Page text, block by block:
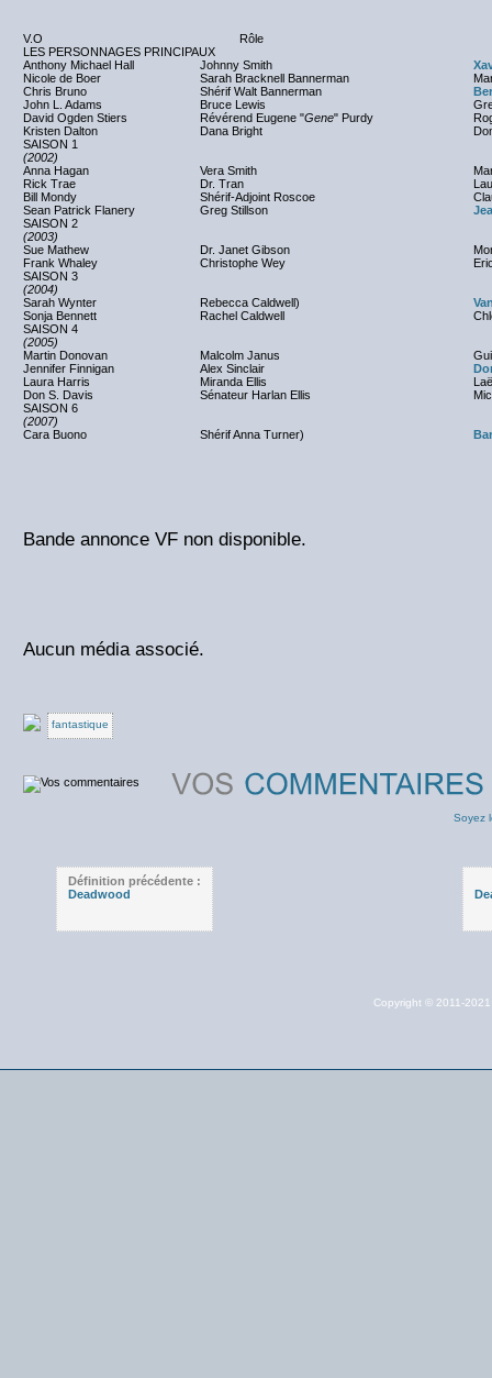
V.O
Rôle
LES PERSONNAGES PRINCIPAUX
Anthony Michael Hall
Johnny Smith
Nicole de Boer
Sarah Bracknell Bannerman
Chris Bruno
Shérif Walt Bannerman
John L. Adams
Bruce Lewis
David Ogden Stiers
Révérend Eugene "Gene" Purdy
Kristen Dalton
Dana Bright
SAISON 1
(2002)
Anna Hagan
Vera Smith
Rick Trae
Dr. Tran
Bill Mondy
Shérif-Adjoint Roscoe
Sean Patrick Flanery
Greg Stillson
SAISON 2
(2003)
Sue Mathew
Dr. Janet Gibson
Frank Whaley
Christophe Wey
SAISON 3
(2004)
Sarah Wynter
Rebecca Caldwell)
Sonja Bennett
Rachel Caldwell
SAISON 4
(2005)
Martin Donovan
Malcolm Janus
Jennifer Finnigan
Alex Sinclair
Laura Harris
Miranda Ellis
Don S. Davis
Sénateur Harlan Ellis
SAISON 6
(2007)
Cara Buono
Shérif Anna Turner)
Bande annonce VF non disponible.
Aucun média associé.
fantastique
Soyez
Définition précédente :
Deadwood
Copyright © 2011-